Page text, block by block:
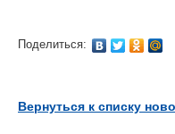
Поделиться:
Вернуться к списку